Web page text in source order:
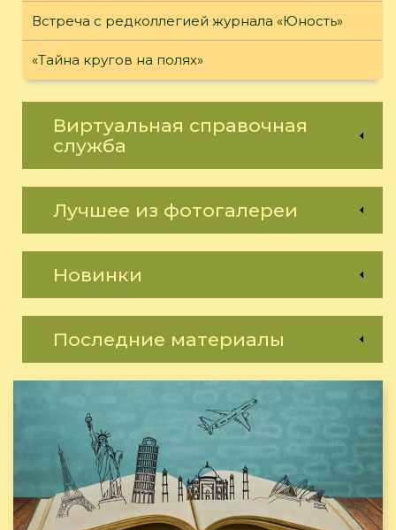
Встреча с редколлегией журнала «Юность»
«Тайна кругов на полях»
Виртуальная справочная
служба
Лучшее из фотогалереи
Новинки
Последние материалы